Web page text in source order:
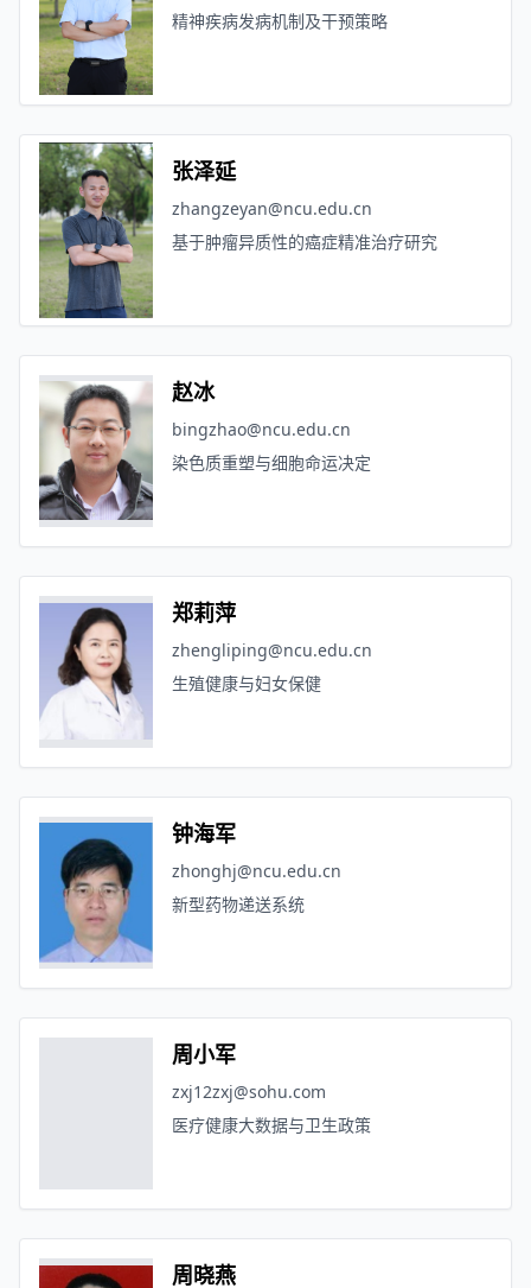
精神疾病发病机制及干预策略
张泽延
zhangzeyan@ncu.edu.cn
基于肿瘤异质性的癌症精准治疗研究
赵冰
bingzhao@ncu.edu.cn
染色质重塑与细胞命运决定
郑莉萍
zhengliping@ncu.edu.cn
生殖健康与妇女保健
钟海军
zhonghj@ncu.edu.cn
新型药物递送系统
周小军
zxj12zxj@sohu.com
医疗健康大数据与卫生政策
周晓燕